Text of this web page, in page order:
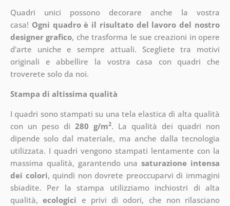
Quadri unici possono decorare anche la vostra
casa! Ogni quadro è il risultato del lavoro del nostro
designer grafico, chetrasforma le sue creazioni in opere
d'arte uniche e sempre attuali. Scegliete tra motivi
originali e abbellire la vostra casa con quadri che
troverete solo da noi.
Stampa di altissima qualità
I quadri sono stampati su una tela elastica di alta qualità
con un peso di 280 g/m2. La qualità dei quadri non
dipende solo dal materiale, ma anche dalla tecnologia
utilizzata. I quadri vengono stampati lentamente con la
massima qualità, garantendo unasaturazione intensa
dei colori, quindi non dovrete preoccuparvi di immagini
sbiadite. Per la stampa utilizziamo inchiostri di alta
qualità,ecologici e privi di odori, che non rilasciano